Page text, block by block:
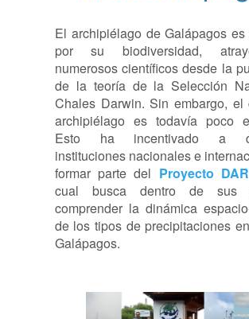
El archipiélago de Galápagos es
por su biodiversidad,
numerosos científicos desde la
de la teoría de la Selección
Chales Darwin. Sin embargo, el
archipiélago es todavía poco
Esto ha incentivado a
instituciones nacionales e
formar parte del Proyecto
cual busca dentro de sus
comprender la dinámica
de los tipos de precipitaciones
Galápagos.